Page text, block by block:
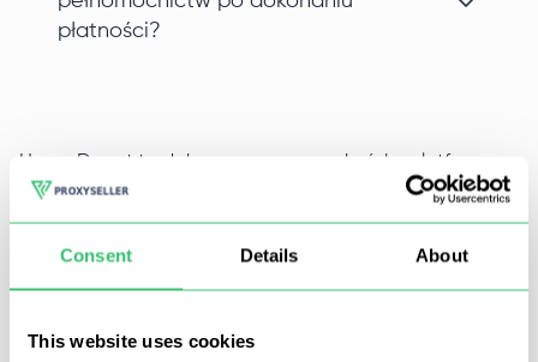
Consent Details About
This website uses cookies
płatności?
Home Depot to dobrze znana amerykańska platforma
handlowa do sprzedaży materiałów budowlanych i